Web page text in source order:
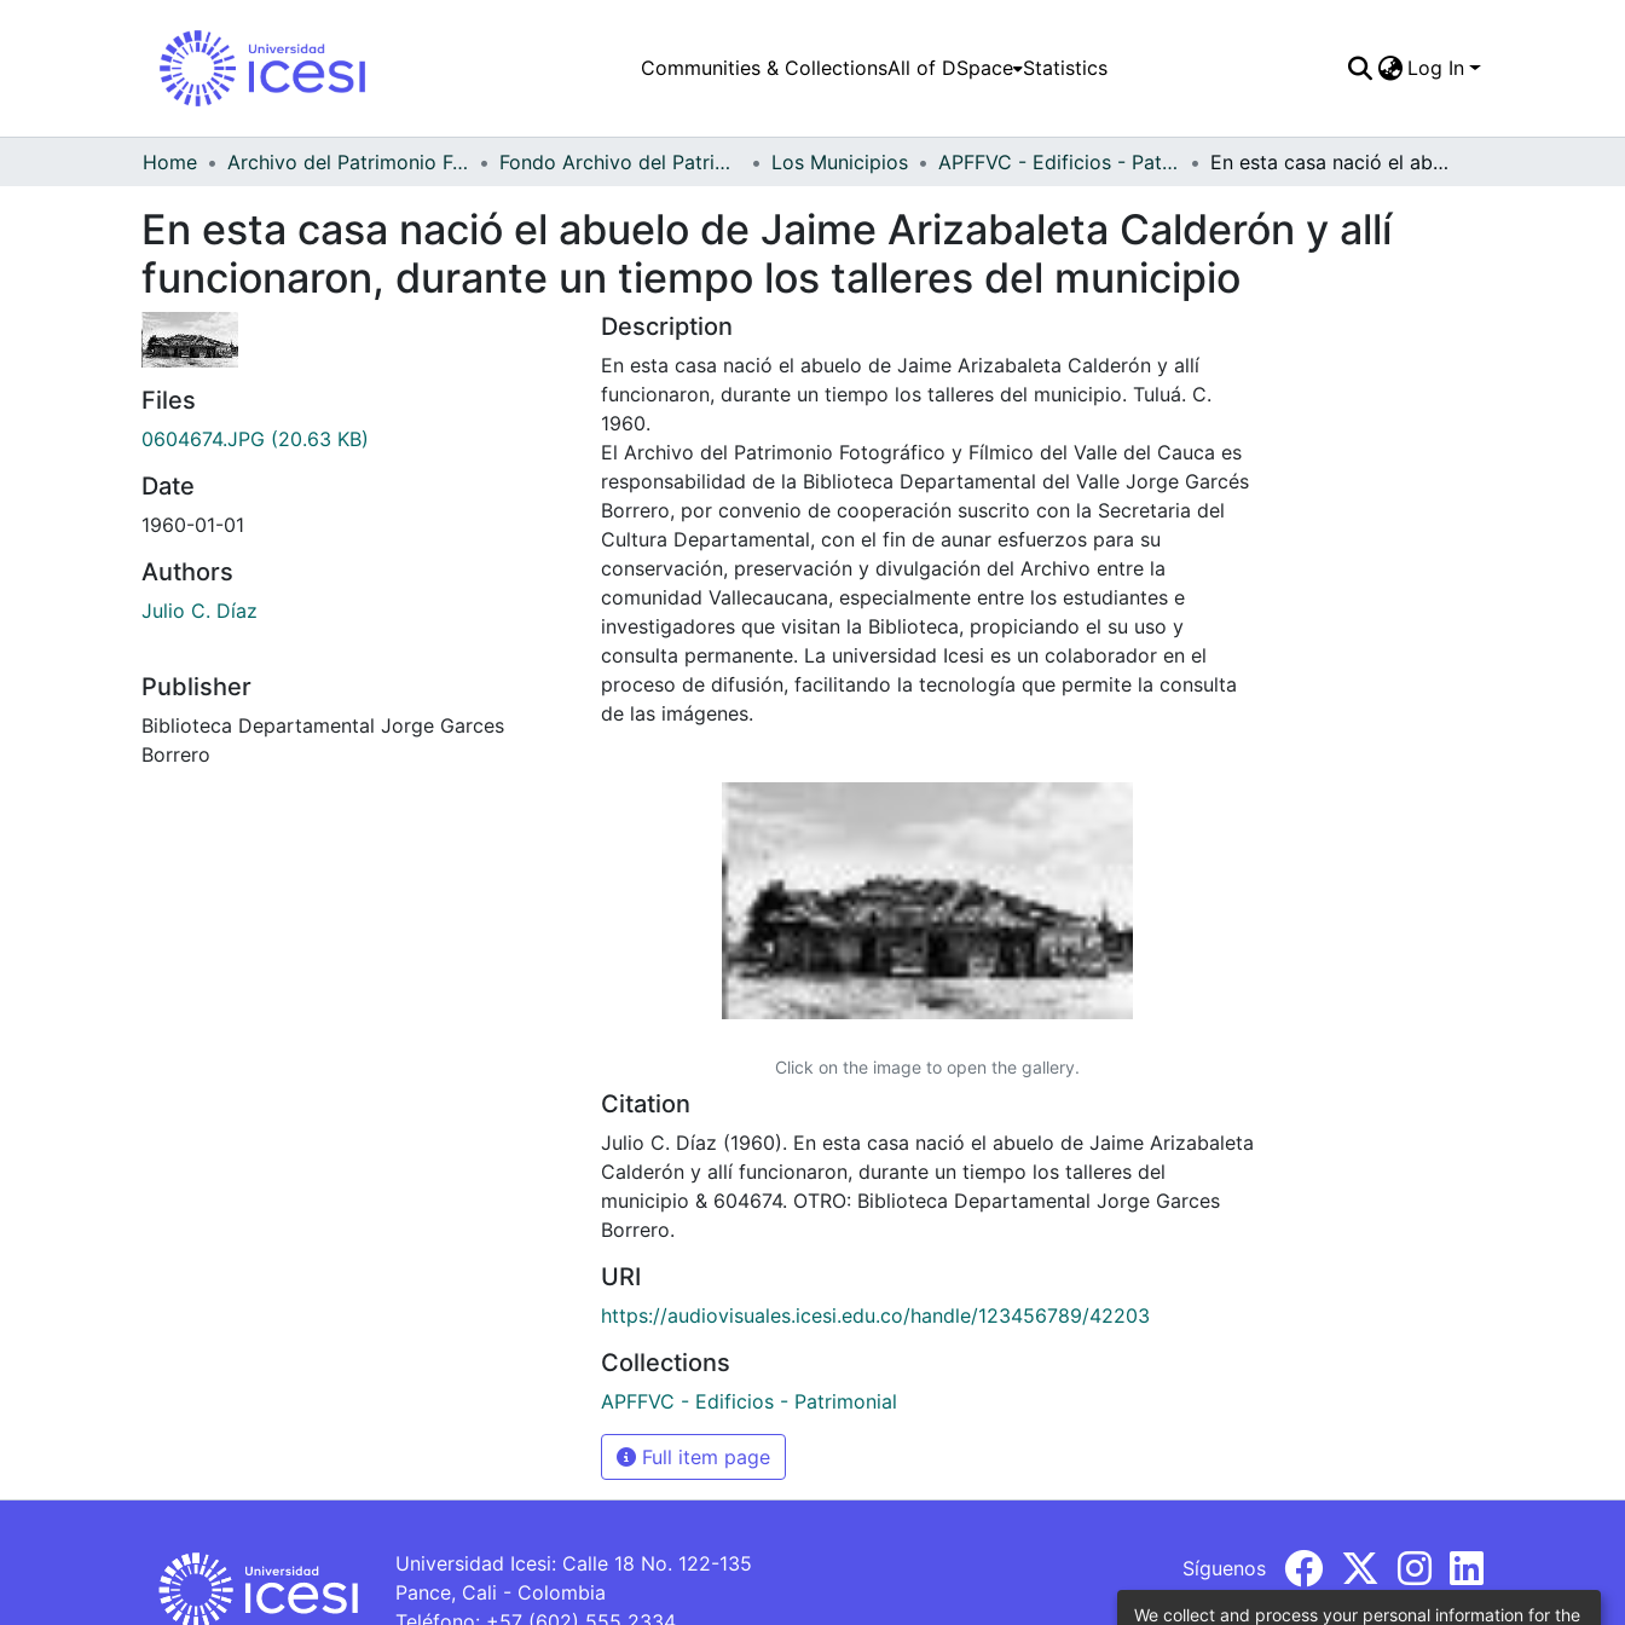
Communities & CollectionsAll of DSpace Statistics Log In
Home Archivo del Patrimonio Fotográfico y Fílmico del Valle del Cauca Fondo Archivo del Patrimonio Fotográfico y Fílmico del Valle del Cauca Los Municipios APFFVC - Edificios - Patrimonial En esta casa nació el abuelo de Jaime Arizabaleta Calderón y allí funcionaron, durante un tiempo los talleres del municipio
En esta casa nació el abuelo de Jaime Arizabaleta Calderón y allí
funcionaron, durante un tiempo los talleres del municipio
Files
0604674.JPG (20.63 KB)
Date
1960-01-01
Authors
Julio C. Díaz
Publisher
Biblioteca Departamental Jorge Garces
Borrero
Description
En esta casa nació el abuelo de Jaime Arizabaleta Calderón y allí
funcionaron, durante un tiempo los talleres del municipio. Tuluá. C.
1960.
El Archivo del Patrimonio Fotográfico y Fílmico del Valle del Cauca es
responsabilidad de la Biblioteca Departamental del Valle Jorge Garcés
Borrero, por convenio de cooperación suscrito con la Secretaria del
Cultura Departamental, con el fin de aunar esfuerzos para su
conservación, preservación y divulgación del Archivo entre la
comunidad Vallecaucana, especialmente entre los estudiantes e
investigadores que visitan la Biblioteca, propiciando el su uso y
consulta permanente. La universidad Icesi es un colaborador en el
proceso de difusión, facilitando la tecnología que permite la consulta
de las imágenes.
Click on the image to open the gallery.
Citation
Julio C. Díaz (1960). En esta casa nació el abuelo de Jaime Arizabaleta
Calderón y allí funcionaron, durante un tiempo los talleres del
municipio & 604674. OTRO: Biblioteca Departamental Jorge Garces
Borrero.
URI
https://audiovisuales.icesi.edu.co/handle/123456789/42203
Collections
APFFVC - Edificios - Patrimonial
Full item page
Universidad Icesi: Calle 18 No. 122-135
Pance, Cali - Colombia
Síguenos
We collect and process your personal information for the